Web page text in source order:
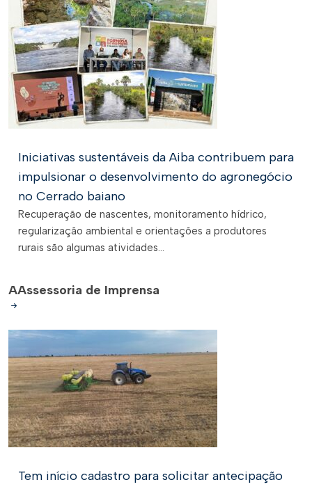
Iniciativas sustentáveis da Aiba contribuem para
impulsionar o desenvolvimento do agronegócio
no Cerrado baiano
Recuperação de nascentes, monitoramento hídrico,
regularização ambiental e orientações a produtores
rurais são algumas atividades...
AAssessoria de Imprensa
Tem início cadastro para solicitar antecipação